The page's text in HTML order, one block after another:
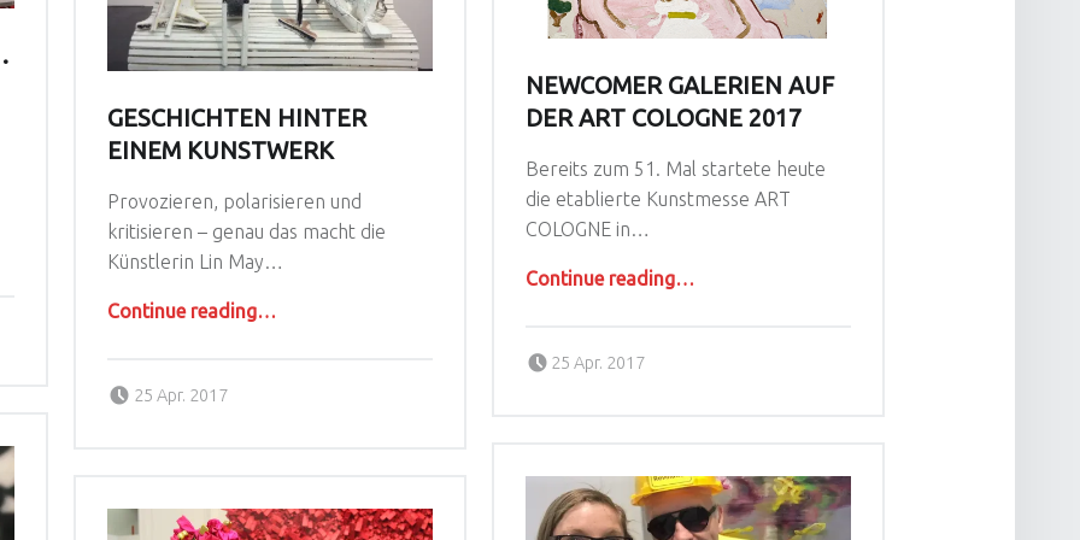
NEWCOMER GALERIEN AUF
DER ART COLOGNE 2017
Bereits zum 51. Mal startete heute
die etablierte Kunstmesse ART
COLOGNE in…
Continue reading“Newcomer Galerien auf der ART COLOGNE 2017”
…
25 Apr. 2017
GESCHICHTEN HINTER
EINEM KUNSTWERK
Provozieren, polarisieren und
kritisieren – genau das macht die
Künstlerin Lin May…
Continue reading…
25 Apr. 2017